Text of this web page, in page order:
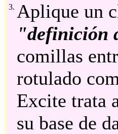
3. Aplique un
"definición
comillas
rotulado
Excite trata
su base de